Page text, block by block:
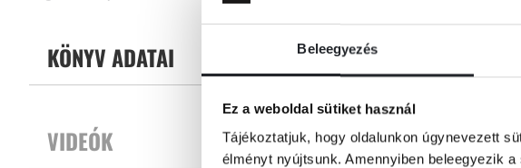
Beleegyezés
Ez a weboldal sütiket használ
Tájékoztatjuk, hogy oldalunkon úgynevezett
élményt nyújtsunk. Amennyiben beleegyezik
félelmetesebbnél félelmetesebb teremtményekkel.
„Tizenhatodik szülinapján Tui felvitte a lányát Motunu legmagasabb hegycsúcsara. Itt
oszlopot, amelyet kövenként a korábbi törzsfőnökök emeltek. – Vaiana, eljön majd az idő,
követ ide. Te vagy a népünk jövője, ne feledd! – tette hozza Tui, es a lábuk előtt elterülő
Tovább
KÖNYV ADATAI
VIDEÓK